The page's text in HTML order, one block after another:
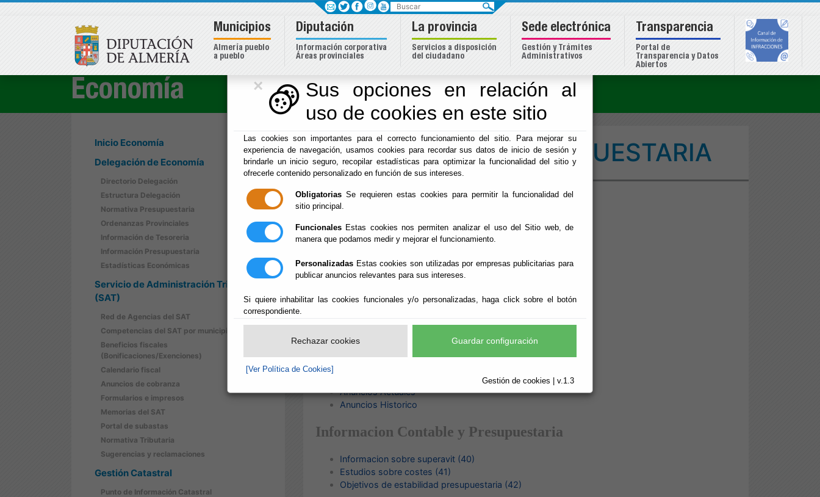
×
Sus opciones en relación al
uso de cookies en este sitio
Las cookies son importantes para el correcto funcionamiento del sitio. Para mejorar su
experiencia de navegación, usamos cookies para recordar sus datos de inicio de sesión y
brindarle un inicio seguro, recopilar estadísticas para optimizar la funcionalidad del sitio y
ofrecerle contenido personalizado en función de sus intereses.
Obligatorias Se requieren estas cookies para permitir la funcionalidad del
sitio principal.
Funcionales Estas cookies nos permiten analizar el uso del Sitio web, de
manera que podamos medir y mejorar el funcionamiento.
Personalizadas Estas cookies son utilizadas por empresas publicitarias para
publicar anuncios relevantes para sus intereses.
Si quiere inhabilitar las cookies funcionales y/o personalizadas, haga click sobre el botón
correspondiente.
Rechazar cookies Guardar configuración
[Ver Política de Cookies]
Gestión de cookies | v.1.3
Economía
Inicio Economía
Delegación de Economía
Directorio Delegación
Estructura Delegación
Normativa Presupuestaria
Ordenanzas Provinciales
Información de Tesoreria
Información Presupuestaria
Estadísticas Económicas
Servicio de Administración Tributaria
(SAT)
Red de Agencias del SAT
Competencias del SAT por municipios
Beneficios fiscales
(Bonificaciones/Exenciones)
Calendario fiscal
Anuncios de cobranza
Formularios e impresos
Memorias del SAT
Portal de subastas
Normativa Tributaria
Sugerencias y reclamaciones
Gestión Catastral
Punto de Información Catastral
Inicio -Hacienda - INFORMACION PRESUPUESTARIA
INFORMACION PRESUPUESTARIA
Presupuestos Generales
Presupuestos consolidados (78)
Alegaciones formuladas (37)
Modificaciones Presupuestarias (39)
Informes de Auditorias de cuentas y los de fiscalizacion (80)
Informacion de Cuentas Anuales (79)
Liquidaciones del Presupuesto
AnunciosActuales
Anuncios Historico
Informacion Contable y Presupuestaria
Informacion sobre superavit (40)
Estudios sobre costes (41)
Objetivos de estabilidad presupuestaria (42)
Buscar
Municipios
Almería pueblo
a pueblo
Diputación
Información corporativa
Áreas provinciales
La provincia
Servicios a disposición
del ciudadano
Sede electrónica
Gestión y Trámites
Administrativos
Transparencia
Portal de
Transparencia y Datos
Abiertos